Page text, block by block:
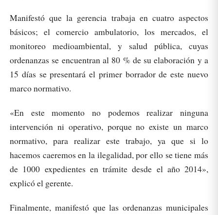
Manifestó que la gerencia trabaja en cuatro aspectos
básicos; el comercio ambulatorio, los mercados, el
monitoreo medioambiental, y salud pública, cuyas
ordenanzas se encuentran al 80 % de su elaboración y a
15 días se presentará el primer borrador de este nuevo
marco normativo.
«En este momento no podemos realizar ninguna
intervención ni operativo, porque no existe un marco
normativo, para realizar este trabajo, ya que si lo
hacemos caeremos en la ilegalidad, por ello se tiene más
de 1000 expedientes en trámite desde el año 2014»,
explicó el gerente.
Finalmente, manifestó que las ordenanzas municipales